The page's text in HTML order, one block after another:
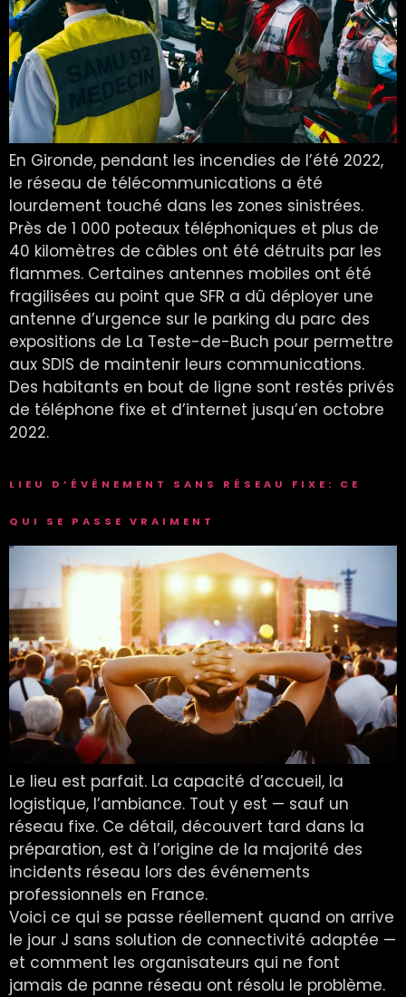
En Gironde, pendant les incendies de l’été 2022,
le réseau de télécommunications a été
lourdement touché dans les zones sinistrées.
Près de 1 000 poteaux téléphoniques et plus de
40 kilomètres de câbles ont été détruits par les
flammes. Certaines antennes mobiles ont été
fragilisées au point que SFR a dû déployer une
antenne d’urgence sur le parking du parc des
expositions de La Teste-de-Buch pour permettre
aux SDIS de maintenir leurs communications.
Des habitants en bout de ligne sont restés privés
de téléphone fixe et d’internet jusqu’en octobre
2022.
LIEU D’ÉVÉNEMENT SANS RÉSEAU FIXE: CE
QUI SE PASSE VRAIMENT
Le lieu est parfait. La capacité d’accueil, la
logistique, l’ambiance. Tout y est — sauf un
réseau fixe. Ce détail, découvert tard dans la
préparation, est à l’origine de la majorité des
incidents réseau lors des événements
professionnels en France.
Voici ce qui se passe réellement quand on arrive
le jour J sans solution de connectivité adaptée —
et comment les organisateurs qui ne font
jamais de panne réseau ont résolu le problème.